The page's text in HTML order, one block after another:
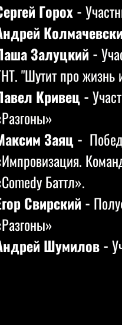
Горох -
Залуцкий -
"Шутит про жизнь
Кривец -
Заяц -
Баттл».
Свирский -
Шумилов -